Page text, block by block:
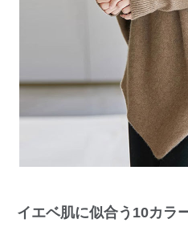
イエベ肌に似合う10カラ